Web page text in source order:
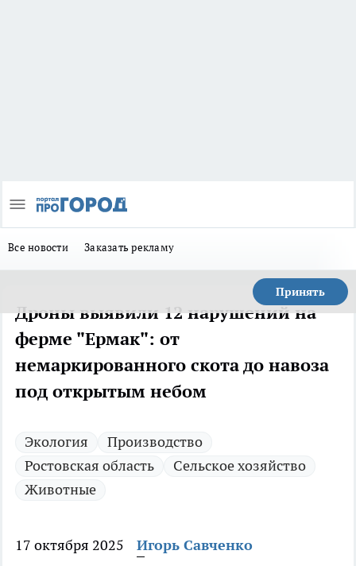
Все новости Заказать рекламу
Принять
Дроны выявили 12 нарушений на
ферме "Ермак": от
немаркированного скота до навоза
под открытым небом
Экология
Производство
Ростовская область
Сельское хозяйство
Животные
17 октября 2025
Игорь Савченко